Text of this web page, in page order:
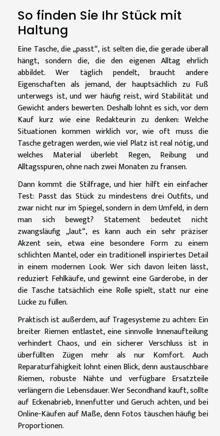
So finden Sie Ihr Stück mit
Haltung
Eine Tasche, die „passt“, ist selten die, die gerade überall
hängt, sondern die, die den eigenen Alltag ehrlich
abbildet. Wer täglich pendelt, braucht andere
Eigenschaften als jemand, der hauptsächlich zu Fuß
unterwegs ist, und wer häufig reist, wird Stabilität und
Gewicht anders bewerten. Deshalb lohnt es sich, vor dem
Kauf kurz wie eine Redakteurin zu denken: Welche
Situationen kommen wirklich vor, wie oft muss die
Tasche getragen werden, wie viel Platz ist real nötig, und
welches Material überlebt Regen, Reibung und
Alltagsspuren, ohne nach zwei Monaten zu fransen.
Dann kommt die Stilfrage, und hier hilft ein einfacher
Test: Passt das Stück zu mindestens drei Outfits, und
zwar nicht nur im Spiegel, sondern in dem Umfeld, in dem
man sich bewegt? Statement bedeutet nicht
zwangsläufig „laut“, es kann auch ein sehr präziser
Akzent sein, etwa eine besondere Form zu einem
schlichten Mantel, oder ein traditionell inspiriertes Detail
in einem modernen Look. Wer sich davon leiten lässt,
reduziert Fehlkäufe, und gewinnt eine Garderobe, in der
die Tasche tatsächlich eine Rolle spielt, statt nur eine
Lücke zu füllen.
Praktisch ist außerdem, auf Tragesysteme zu achten: Ein
breiter Riemen entlastet, eine sinnvolle Innenaufteilung
verhindert Chaos, und ein sicherer Verschluss ist in
überfüllten Zügen mehr als nur Komfort. Auch
Reparaturfähigkeit lohnt einen Blick, denn austauschbare
Riemen, robuste Nähte und verfügbare Ersatzteile
verlängern die Lebensdauer. Wer Secondhand kauft, sollte
auf Eckenabrieb, Innenfutter und Geruch achten, und bei
Online-Käufen auf Maße, denn Fotos täuschen häufig bei
Proportionen.